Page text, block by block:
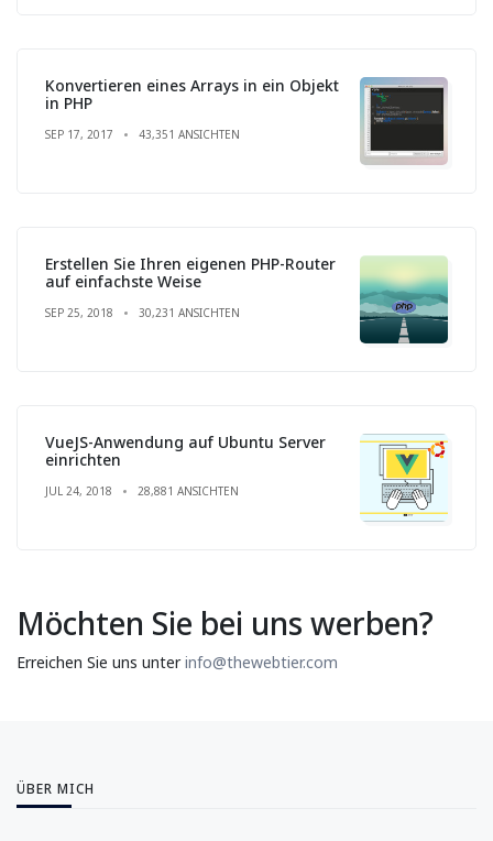
Konvertieren eines Arrays in ein Objekt
in PHP
SEP 17, 2017 43,351 ANSICHTEN
Erstellen Sie Ihren eigenen PHP-Router
auf einfachste Weise
SEP 25, 2018 30,231 ANSICHTEN
VueJS-Anwendung auf Ubuntu Server
einrichten
JUL 24, 2018 28,881 ANSICHTEN
Möchten Sie bei uns werben?
Erreichen Sie uns unterinfo@thewebtier.com
ÜBER MICH